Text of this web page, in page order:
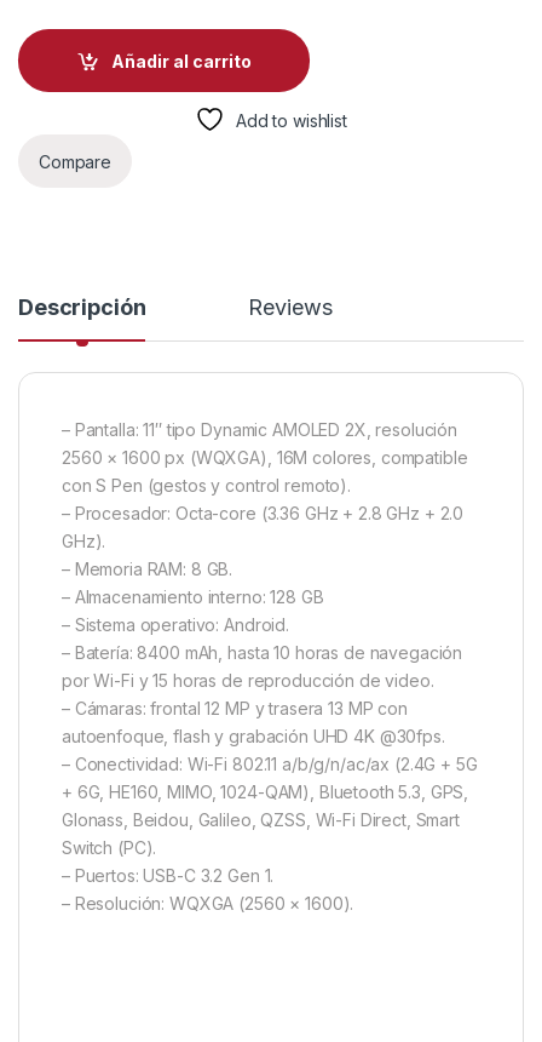
Añadir al carrito
Add to wishlist
Compare
Descripción Reviews
– Pantalla: 11″ tipo Dynamic AMOLED 2X, resolución
2560 × 1600 px (WQXGA), 16M colores, compatible
con S Pen (gestos y control remoto).
– Procesador: Octa-core (3.36 GHz + 2.8 GHz + 2.0
GHz).
– Memoria RAM: 8 GB.
– Almacenamiento interno: 128 GB
– Sistema operativo: Android.
– Batería: 8400 mAh, hasta 10 horas de navegación
por Wi-Fi y 15 horas de reproducción de video.
– Cámaras: frontal 12 MP y trasera 13 MP con
autoenfoque, flash y grabación UHD 4K @30fps.
– Conectividad: Wi-Fi 802.11 a/b/g/n/ac/ax (2.4G + 5G
+ 6G, HE160, MIMO, 1024-QAM), Bluetooth 5.3, GPS,
Glonass, Beidou, Galileo, QZSS, Wi-Fi Direct, Smart
Switch (PC).
– Puertos: USB-C 3.2 Gen 1.
– Resolución: WQXGA (2560 × 1600).